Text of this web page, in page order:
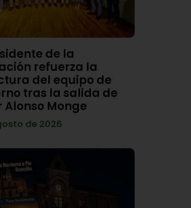
de la
refuerza la
del equipo de
tras la salida de
Alonso Monge
de 2026